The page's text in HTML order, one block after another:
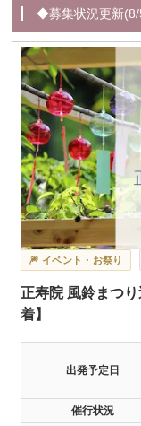
◆募集状況更新
🎆 イベント・お祭り
正寿院 風鈴まつ
着】
出発予定日
催行状況